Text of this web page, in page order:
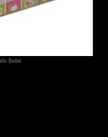
Bebé